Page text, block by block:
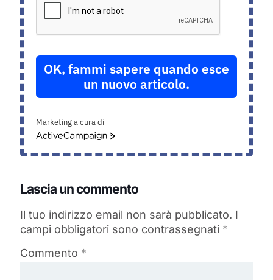
OK, fammi sapere quando esce
un nuovo articolo.
Marketing a cura di
ActiveCampaign
Lascia un commento
Il tuo indirizzo email non sarà pubblicato. I
campi obbligatori sono contrassegnati *
Commento *